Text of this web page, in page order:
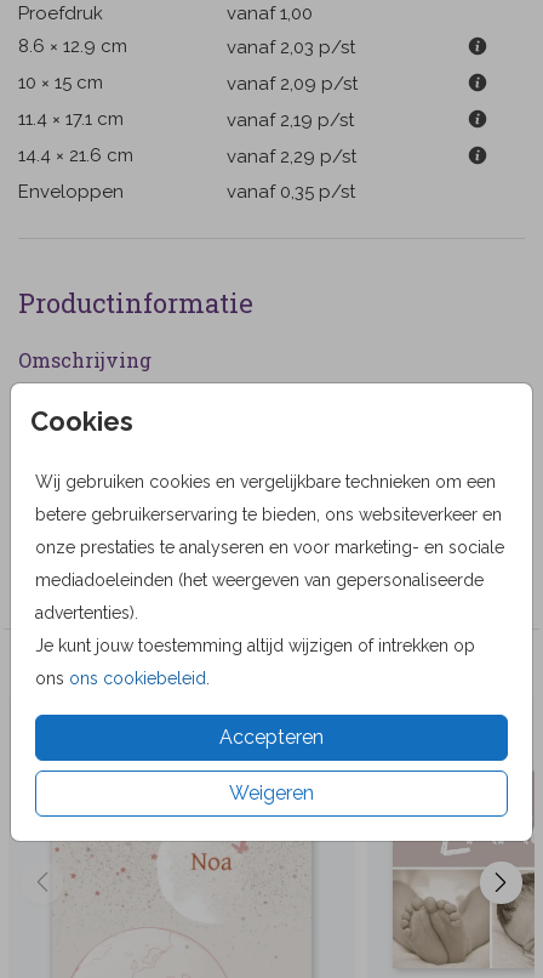
Cookies
Wij gebruiken cookies en vergelijkbare technieken om een
betere gebruikerservaring te bieden, ons websiteverkeer en
onze prestaties te analyseren en voor marketing- en sociale
mediadoeleinden (het weergeven van gepersonaliseerde
advertenties).
Je kunt jouw toestemming altijd wijzigen of intrekken op
ons ons cookiebeleid
Accepteren
Weigeren
Proefdruk
vanaf 1,00
8.6 × 12.9 cm
vanaf 2,03 p/st
10 × 15 cm
vanaf 2,09 p/st
11.4 × 17.1 cm
vanaf 2,19 p/st
14.4 × 21.6 cm
vanaf 2,29 p/st
Enveloppen
vanaf 0,35 p/st
Productinformatie
Omschrijving
met verschillende bomen.
Designer
MyCards Design
Collectie
Veel gekozen producten